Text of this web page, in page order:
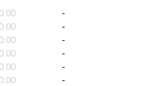
0.00
-
0.00
-
0.00
-
0.00
-
0.00
-
0.00
-